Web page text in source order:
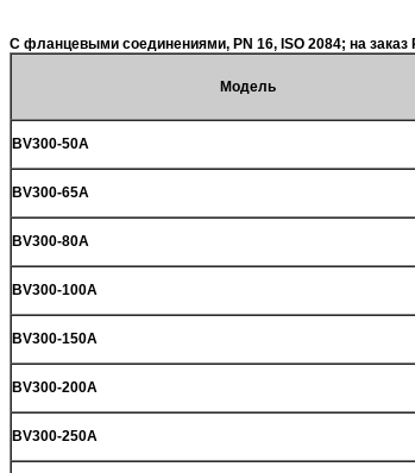
С фланцевыми соединениями, PN 16, ISO 2084; на заказ
Модель
BV300-50A
BV300-65A
BV300-80A
BV300-100A
BV300-150A
BV300-200A
BV300-250A